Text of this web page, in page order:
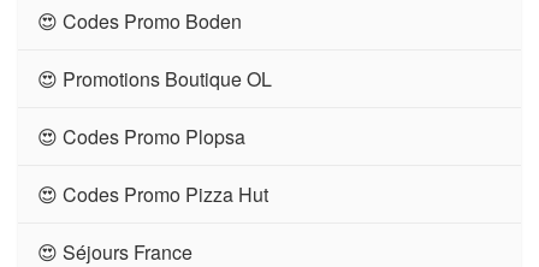
😍 Codes Promo Boden
😍 Promotions Boutique OL
😍 Codes Promo Plopsa
😍 Codes Promo Pizza Hut
😍 Séjours France